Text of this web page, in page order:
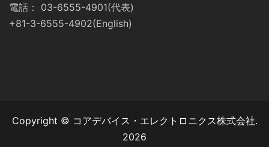
電話： 03-6555-4901(代表)
+81-3-6555-4902(English)
Copyright © コアデバイス・エレクトロニクス株式会社.
2026